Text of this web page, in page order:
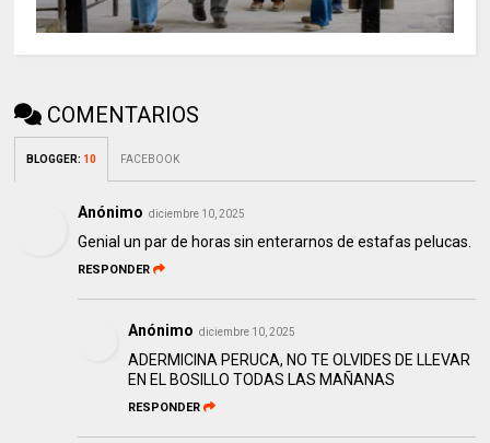
COMENTARIOS
BLOGGER: 10 FACEBOOK
Anónimo diciembre 10, 2025
Genial un par de horas sin enterarnos de estafas pelucas.
RESPONDER
Anónimo diciembre 10, 2025
ADERMICINA PERUCA, NO TE OLVIDES DE LLEVAR
EN EL BOSILLO TODAS LAS MAÑANAS
RESPONDER